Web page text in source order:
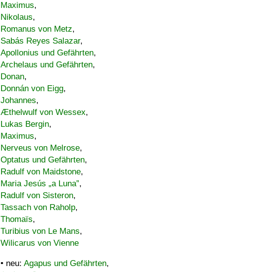
Maximus,
Nikolaus,
Romanus von Metz,
Sabás Reyes Salazar,
Apollonius und Gefährten,
Archelaus und Gefährten,
Donan,
Donnán von Eigg,
Johannes,
Æthelwulf von Wessex,
Lukas Bergin,
Maximus,
Nerveus von Melrose,
Optatus und Gefährten,
Radulf von Maidstone,
Maria Jesús „a Luna”,
Radulf von Sisteron,
Tassach von Raholp,
Thomaïs,
Turibius von Le Mans,
Wilicarus von Vienne
• neu: Agapus und Gefährten,